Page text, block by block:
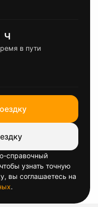
ч
в пути
справочный
узнать точную
вы соглашаетесь на
.